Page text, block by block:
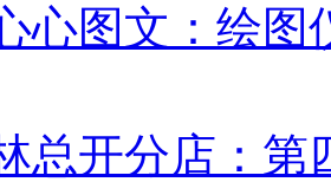
心图文：绘图
总开分店：第